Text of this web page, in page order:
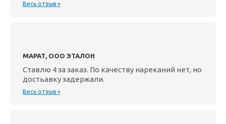
Весь отзыв »
МАРАТ, ООО ЭТАЛОН
Ставлю 4 за заказ. По качеству нареканий нет, но
достьавку задержали.
Весь отзыв »